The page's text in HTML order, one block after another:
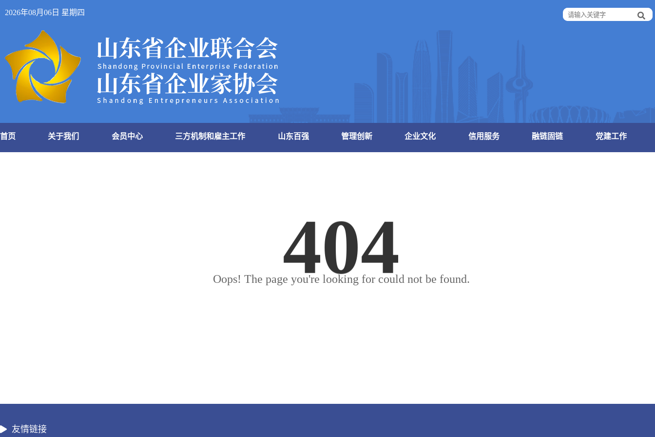
2026年08月06日 星期四
首页 关于我们 会员中心 三方机制和雇主工作 山东百强 管理创新 企业文化 信用服务 融链固链 党建工作
404
Oops! The page you're looking for could not be found.
友情链接